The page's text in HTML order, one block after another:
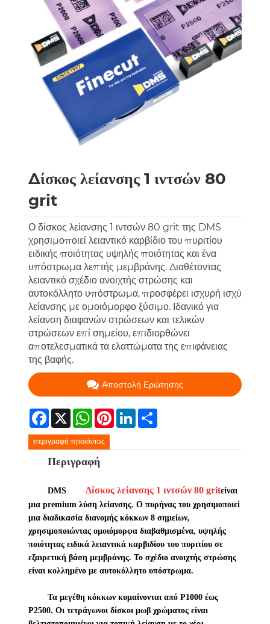
Δίσκος λείανσης 1 ιντσών 80
grit
Ο δίσκος λείανσης 1 ιντσών 80 grit της DMS
χρησιμοποιεί λειαντικό καρβίδιο του πυριτίου
ειδικής ποιότητας υψηλής ποιότητας και ένα
υπόστρωμα λεπτής μεμβράνης. Διαθέτοντας
λειαντικό σχέδιο ανοιχτής στρώσης και
αυτοκόλλητο υπόστρωμα, προσφέρει ισχυρή ισχύ
λείανσης με ομοιόμορφο ξύσιμο. Ιδανικό για
λείανση διαφανών στρώσεων και τελικών
στρώσεων επί σημείου, επιδιορθώνει
αποτελεσματικά τα ελαττώματα της επιφάνειας
της βαφής.
Αποστολή Ερώτησης
Facebook
X WhatsApp
Pinterest
LinkedIn
Share
περιγραφή προϊόντος
Περιγραφή
DMS Δίσκος λείανσης 1 ιντσών 80 gritείναι
μια premium λύση λείανσης. Ο πυρήνας του χρησιμοποιεί
μια διαδικασία διανομής κόκκων 8 σημείων,
χρησιμοποιώντας ομοιόμορφα διαβαθμισμένα, υψηλής
ποιότητας ειδικά λειαντικά καρβιδίου του πυριτίου σε
εξαιρετική βάση μεμβράνης. Το σχέδιο ανοιχτής στρώσης
είναι κολλημένο με αυτοκόλλητο υπόστρωμα.
Τα μεγέθη κόκκων κυμαίνονται από P1000 έως
P2500. Οι τετράγωνοι δίσκοι μωβ χρώματος είναι